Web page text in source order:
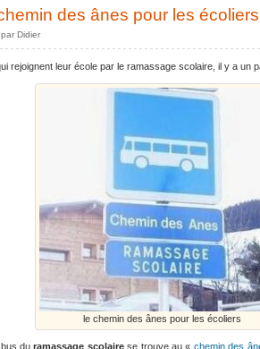
des ânes pour les écoliers
Didier
rejoignent leur école par le ramassage scolaire, il y a un
le chemin des ânes pour les écoliers
bus duramassage scolairese trouve au « chemin des